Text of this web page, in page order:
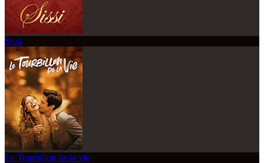
Sissi
Le Tourbillon de la vie